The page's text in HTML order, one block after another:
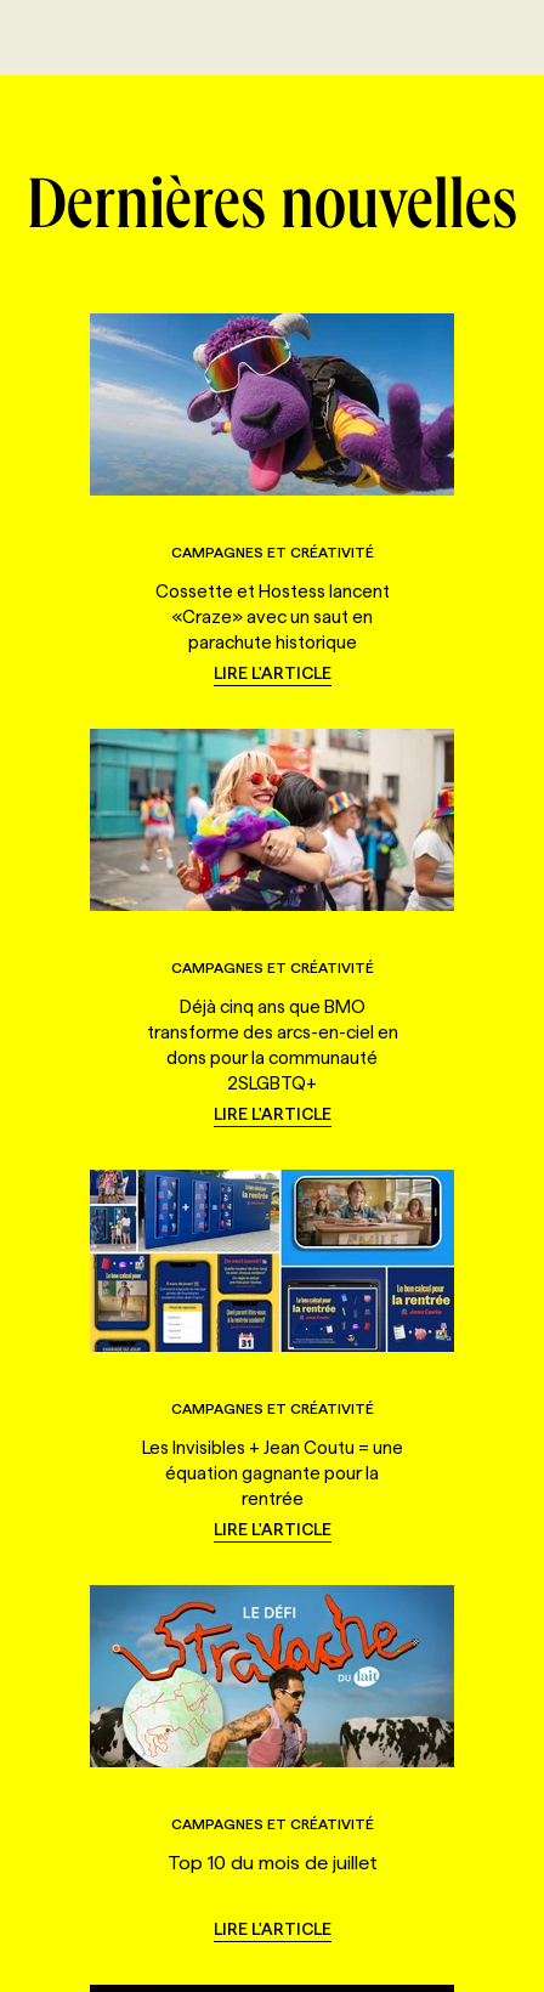
Dernières nouvelles
CAMPAGNES ET CRÉATIVITÉ
Cossette et Hostess lancent
«Craze» avec un saut en
parachute historique
LIRE L'ARTICLE
CAMPAGNES ET CRÉATIVITÉ
Déjà cinq ans que BMO
transforme des arcs-en-ciel en
dons pour la communauté
2SLGBTQ+
LIRE L'ARTICLE
CAMPAGNES ET CRÉATIVITÉ
Les Invisibles + Jean Coutu = une
équation gagnante pour la
rentrée
LIRE L'ARTICLE
CAMPAGNES ET CRÉATIVITÉ
Top 10 du mois de juillet
LIRE L'ARTICLE